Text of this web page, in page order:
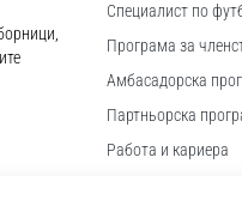
Специалист по
Програма за
Aмбасадорска
Партньорска
Работа и кариера